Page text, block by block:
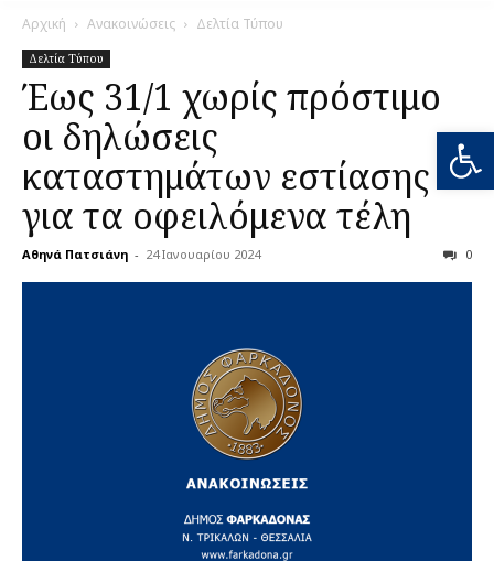
Αρχική Ανακοινώσεις Δελτία Τύπου
Δελτία Τύπου
Έως 31/1 χωρίς πρόστιμο
οι δηλώσεις
καταστημάτων εστίασης
για τα οφειλόμενα τέλη
Αθηνά Πατσιάνη - 24 Ιανουαρίου 2024 0